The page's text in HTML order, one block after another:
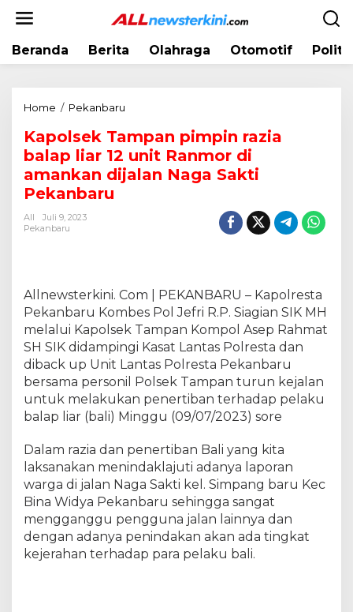
Beranda Berita Olahraga Otomotif
Home / Pekanbaru
p
o
l
a
n
p
i
m
p
n
r
z
i
a
b
a
l
a
Kapolsek Tampan pimpin razia
balap liar 12 unit Ranmor di
amankan dijalan Naga Sakti
Pekanbaru
All
Juli 9, 2023
Pekanbaru
Allnewsterkini. Com | PEKANBARU – Kapolresta
Pekanbaru Kombes Pol Jefri R.P. Siagian SIK MH
melalui Kapolsek Tampan Kompol Asep Rahmat
SH SIK didampingi Kasat Lantas Polresta dan
diback up Unit Lantas Polresta Pekanbaru
bersama personil Polsek Tampan turun kejalan
untuk melakukan penertiban terhadap pelaku
balap liar (bali) Minggu (09/07/2023) sore
Dalam razia dan penertiban Bali yang kita
laksanakan menindaklajuti adanya laporan
warga di jalan Naga Sakti kel. Simpang baru Kec
Bina Widya Pekanbaru sehingga sangat
mengganggu pengguna jalan lainnya dan
dengan adanya penindakan akan ada tingkat
kejerahan terhadap para pelaku bali.